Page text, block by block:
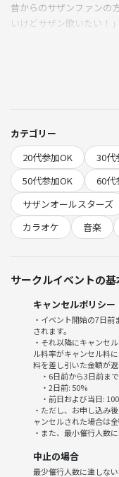
昔からのサザンファンの
いけどサザン歌いたい！
ゆるっと楽しく、サザン
ましょう☺️
【重要】
カラオケ代は、現地で精
Payのみでのお支払いと
会の時間は3時間を予定し
6/21追記:時間間違えて
は主催にご連絡ください
遅れて参加も大歓迎です
遅れる際は主催にご一報
ベスト10は飲食物の持
飯など持ち込んで頂い
主催もいくつかお菓子や
🚫 サークル禁止事項 🚫
みなさんが安心して楽し
・過度なナンパ行為、セ
カテゴリー
20代参加OK
30代
50代参加OK
60代
サザンオールスターズ
カラオケ
音楽
サークルイベントの
キャンセルポリシー
・イベント開始の7日
されます。
・それ以降にキャンセ
ル料率がキャンセル料
料を差し引いた金額が返
・6日前から3日前ま
・2日前: 50%
・前日および当日:
・ただし、お申し込み
ャンセルされた場合は全
・また、最小催行人数
中止の場合
最少催行人数に達しな